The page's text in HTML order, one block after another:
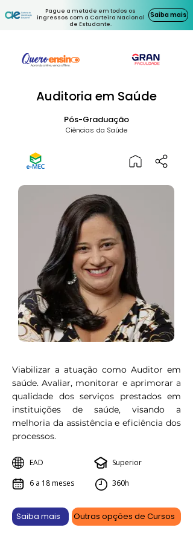
Pague a metade em todos os
ingressos com a Carteira Nacional
de Estudante.
Saiba mais
Auditoria em Saúde
Pós-Graduação
Ciências da Saúde
Viabilizar a atuação como Auditor em
saúde. Avaliar, monitorar e aprimorar a
qualidade dos serviços prestados em
instituições de saúde, visando a
melhoria da assistência e eficiência dos
processos.
EAD
6 a 18 meses
Superior
360h
Saiba mais Outras opções de Cursos